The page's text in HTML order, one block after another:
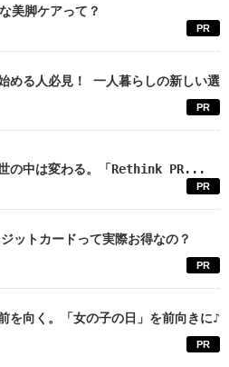
美脚ケアって？
PR
める人必見！ 一人暮らしの新しい選
PR
の中は変わる。「Rethink PR...
PR
ットカードって実際お得なの？
PR
を向く。「女の子の日」を前向きに♪
PR